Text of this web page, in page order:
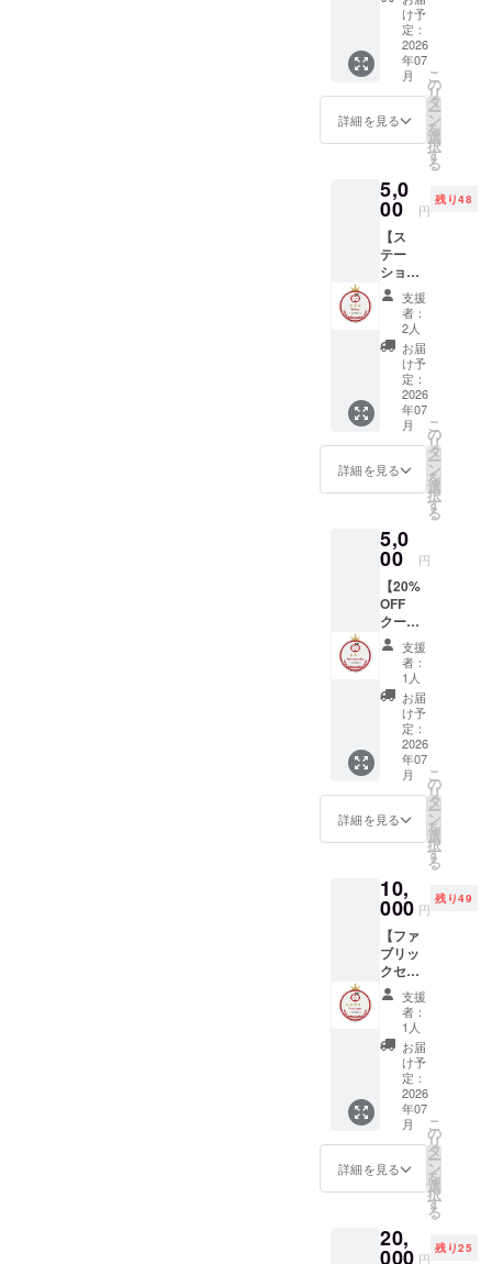
らばる、ま
だ見ぬりん
ごモチーフ
たち。丁寧
につくられ
ながら出会
てずにいる
アイテムに
光を当て、
必要として
いる人のも
とへ届けた
い。そんな
想いから、
このショッ
プを立ち上
げることを
決心しまし
た。
経験で培っ
た視点を活
かし、デザ
イン性と品
質の両面か
ら厳選した
アイテムを
お届けしま
て、この
ショップを
通じて「り
んごのある
楽しむ仲間
を増やして
いきたいと
考えていま
す。
【古物商許
東京都公安
委員会 第
3066826171
𫞉澤 正実
enger」
バッジ
掲載】
ブラン
ドの想
いを受
け取
り、次
「Mess
enger」
コース
です。
立ち上
げに気
軽に参
加でき
るパッ
ケージ
をご用
意して
いま
す。 ※
物品の
お届け
はあり
内容 ・
公式HP
バッジ
掲載
（※1）
・
10%OF
Fクーポ
ン × 1枚
（※2）
・ECサ
イト プ
レオー
プン優
先招待
（※2）
※1 支援
（ニッ
クネー
ム可）
を刻印
したオ
リジナ
ルデザ
インの
デジタ
ルバッ
ジを、
RINGO
LLECTI
ON公式
サイト
「ブラ
ンド創
として
掲載し
け予
定：
2026
年07
月
詳細を見る
こ
の
リ
タ
ー
ン
を
選
択
す
る
5,0
00 円
残り48
【ス
テー
ショナ
リー
セット
10%OF
Fクーポ
ン1枚
＋ 公式
HPへ
「Fello
w」バッ
ジ掲
載】 同
上げを
共に歩
む
「Fello
w」コー
スで
す。 日
常を楽
しくす
る文房
具を中
心に、
以下の
特典を
パッ
ケージ
にして
パッ
ケージ
フェ
ロー
セッ
ト： り
んごモ
チーフ
のス
テー
ショナ
リー
セット
（ノー
ト・ペ
ン・マ
への
バッジ
支援
者：
2人
お届
け予
定：
2026
年07
月
詳細を見る
こ
の
リ
タ
ー
ン
を
選
択
す
る
5,0
00 円
【20%
OFF
クーポ
ン1枚
＋ 公式
HPへ
「Amb
assado
r」バッ
ジ掲
載】 ブ
ランド
の価値
を体現
し、広
「Amb
assado
r」コー
スで
す。 公
式オン
ライン
ストア
でのお
買い物
を楽し
める特
典を
パッ
ケージ
にして
いま
はあり
ません
支援
者：
1人
お届
け予
定：
2026
年07
月
詳細を見る
こ
の
リ
タ
ー
ン
を
選
択
す
る
10,
000 円
残り49
【ファ
ブリッ
クセッ
ト ＋
20%OF
Fクーポ
ン1枚
＋ 公式
HPへ
「Prom
oter」
バッジ
掲載】
ブラン
ドの魅
ていく
「Prom
支援
者：
1人
お届
け予
定：
2026
年07
月
詳細を見る
こ
の
リ
タ
ー
ン
を
選
択
す
る
20,
000 円
残り25